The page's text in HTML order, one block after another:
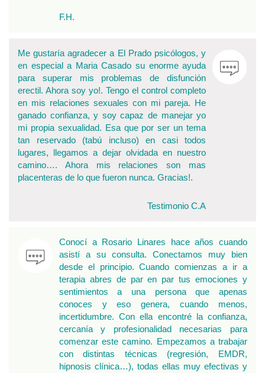
F.H.
Me gustaría agradecer a El Prado psicólogos, y
en especial a Maria Casado su enorme ayuda
para superar mis problemas de disfunción
erectil. Ahora soy yo!. Tengo el control completo
en mis relaciones sexuales con mi pareja. He
ganado confianza, y soy capaz de manejar yo
mi propia sexualidad. Esa que por ser un tema
tan reservado (tabú incluso) en casi todos
lugares, llegamos a dejar olvidada en nuestro
camino…. Ahora mis relaciones son mas
placenteras de lo que fueron nunca. Gracias!.
Testimonio C.A
Conocí a Rosario Linares hace años cuando
asistí a su consulta. Conectamos muy bien
desde el principio. Cuando comienzas a ir a
terapia abres de par en par tus emociones y
sentimientos a una persona que apenas
conoces y eso genera, cuando menos,
incertidumbre. Con ella encontré la confianza,
cercanía y profesionalidad necesarias para
comenzar este camino. Empezamos a trabajar
con distintas técnicas (regresión, EMDR,
hipnosis clínica…), todas ellas muy efectivas y